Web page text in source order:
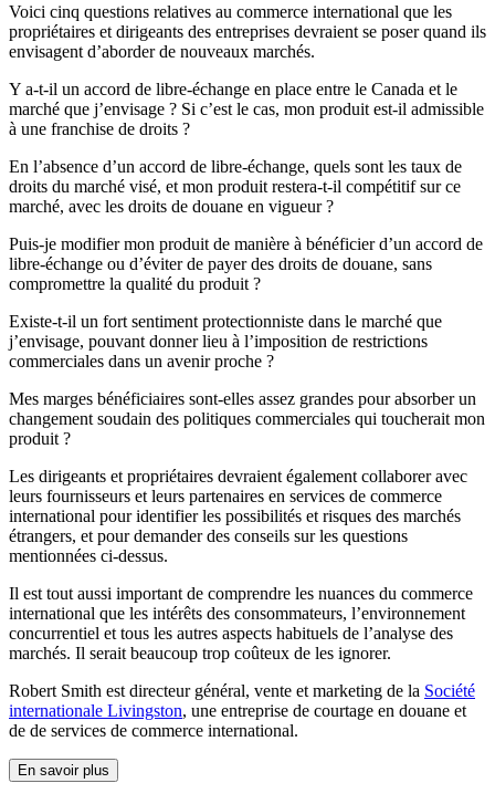
Voici cinq questions relatives au commerce international que les
propriétaires et dirigeants des entreprises devraient se poser quand ils
envisagent d’aborder de nouveaux marchés.
Y a-t-il un accord de libre-échange en place entre le Canada et le
marché que j’envisage ? Si c’est le cas, mon produit est-il admissible
à une franchise de droits ?
En l’absence d’un accord de libre-échange, quels sont les taux de
droits du marché visé, et mon produit restera-t-il compétitif sur ce
marché, avec les droits de douane en vigueur ?
Puis-je modifier mon produit de manière à bénéficier d’un accord de
libre-échange ou d’éviter de payer des droits de douane, sans
compromettre la qualité du produit ?
Existe-t-il un fort sentiment protectionniste dans le marché que
j’envisage, pouvant donner lieu à l’imposition de restrictions
commerciales dans un avenir proche ?
Mes marges bénéficiaires sont-elles assez grandes pour absorber un
changement soudain des politiques commerciales qui toucherait mon
produit ?
Les dirigeants et propriétaires devraient également collaborer avec
leurs fournisseurs et leurs partenaires en services de commerce
international pour identifier les possibilités et risques des marchés
étrangers, et pour demander des conseils sur les questions
mentionnées ci-dessus.
Il est tout aussi important de comprendre les nuances du commerce
international que les intérêts des consommateurs, l’environnement
concurrentiel et tous les autres aspects habituels de l’analyse des
marchés. Il serait beaucoup trop coûteux de les ignorer.
Robert Smith est directeur général, vente et marketing de la Société
internationale Livingston, une entreprise de courtage en douane et
de de services de commerce international.
En savoir plus